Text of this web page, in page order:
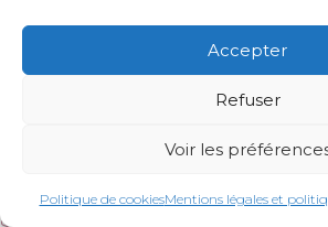
Accepter
Refuser
Voir les
Politique de cookiesMentions légales et
Saines
Partages
Menus